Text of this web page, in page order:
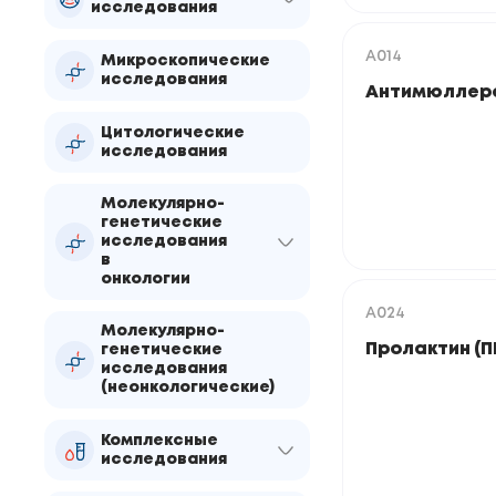
исследования
Микроскопические
исследования
Цитологические
исследования
Молекулярно-
генетические
исследования
в
онкологии
Молекулярно-
генетические
исследования
(неонкологические)
Комплексные
исследования
A014
A024
Пролактин